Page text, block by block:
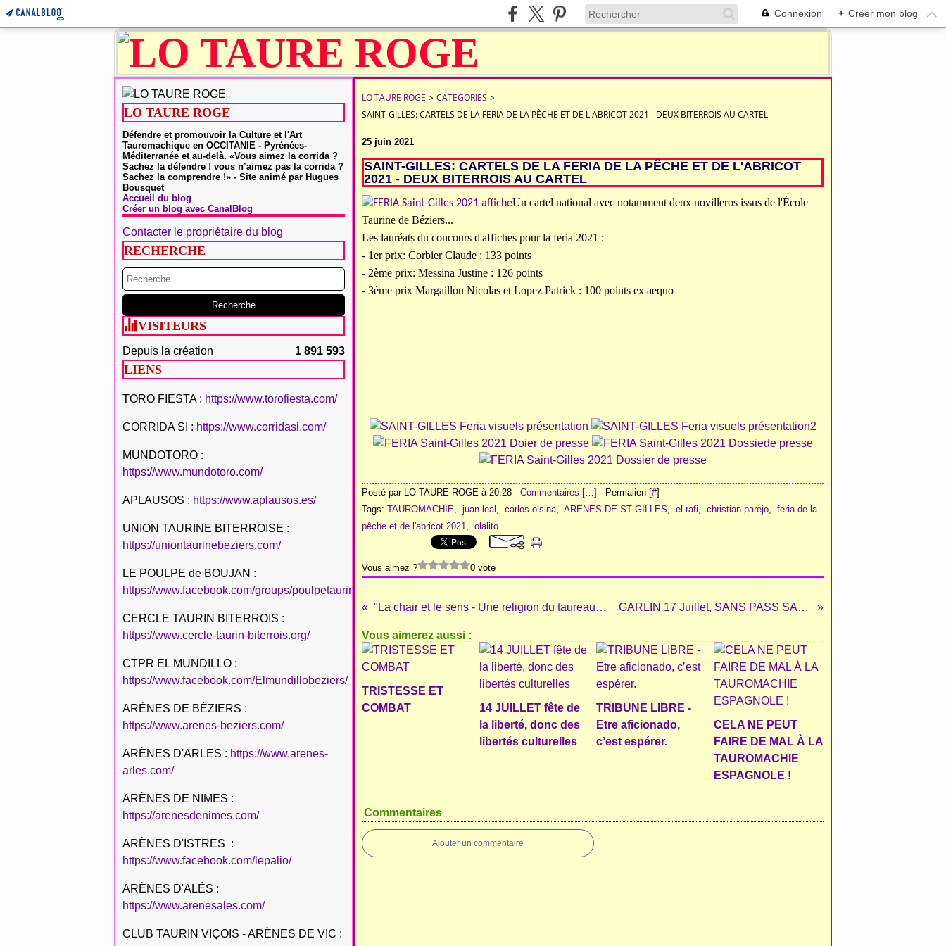
Connexion + Créer mon blog
LO TAURE ROGE
Défendre et promouvoir la Culture et l'Art
Tauromachique en OCCITANIE - Pyrénées-
Méditerranée et au-delà. «Vous aimez la corrida ?
Sachez la défendre ! vous n’aimez pas la corrida ?
Sachez la comprendre !» - Site animé par Hugues
Bousquet
Accueil du blog
Créer un blog avec CanalBlog
Contacter le propriétaire du blog
RECHERCHE
VISITEURS
Depuis la création 1 891 593
LIENS
TORO FIESTA : https://www.torofiesta.com/
CORRIDA SI : https://www.corridasi.com/
MUNDOTORO :
https://www.mundotoro.com/
APLAUSOS : https://www.aplausos.es/
UNION TAURINE BITERROISE :
https://uniontaurinebeziers.com/
LE POULPE de BOUJAN :
https://www.facebook.com/groups/poulpetaurinboujan/
CERCLE TAURIN BITERROIS :
https://www.cercle-taurin-biterrois.org/
CTPR EL MUNDILLO :
https://www.facebook.com/Elmundillobeziers/
ARÈNES DE BÉZIERS :
https://www.arenes-beziers.com/
ARÈNES D'ARLES : https://www.arenes-
arles.com/
ARÈNES DE NIMES :
https://arenesdenimes.com/
ARÈNES D'ISTRES :
https://www.facebook.com/lepalio/
ARÈNES D'ALÉS :
https://www.arenesales.com/
CLUB TAURIN VIÇOIS - ARÈNES DE VIC :
LO TAURE ROGE > CATEGORIES >
SAINT-GILLES: CARTELS DE LA FERIA DE LA PÊCHE ET DE L'ABRICOT 2021 - DEUX BITERROIS AU CARTEL
25 juin 2021
SAINT-GILLES: CARTELS DE LA FERIA DE LA PÊCHE ET DE L'ABRICOT
2021 - DEUX BITERROIS AU CARTEL
Un cartel national avec notamment deux novilleros issus de l'École
Taurine de Béziers...
Les lauréats du concours d'affiches pour la feria 2021 :
- 1er prix: Corbier Claude : 133 points
- 2ème prix: Messina Justine : 126 points
- 3ème prix Margaillou Nicolas et Lopez Patrick : 100 points ex aequo
Posté par LO TAURE ROGE à 20:28 - Commentaires […] - Permalien [#]
Tags: TAUROMACHIE, juan leal , carlos olsina, ARENES DE ST GILLES, el rafi, christian parejo, feria de la
pêche et de l'abricot 2021, olalito
Vous aimez ? 0 vote
"La chair et le sens - Une religion du taureau" à Béziers GARLIN 17 Juillet, SANS PASS SANITAIRE !
Vous aimerez aussi :
TRISTESSE ET
COMBAT
14 JUILLET fête de
la liberté, donc des
libertés culturelles
TRIBUNE LIBRE -
Etre aficionado,
c’est espérer.
CELA NE PEUT
FAIRE DE MAL À LA
TAUROMACHIE
ESPAGNOLE !
Commentaires
Ajouter un commentaire